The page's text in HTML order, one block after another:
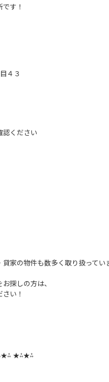
す！
４３
認ください
家の物件も数多く取り扱ってい
探しの方は、
い！
★⁂★⁂